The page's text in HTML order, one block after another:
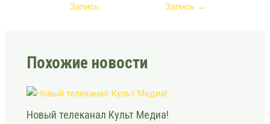
Запись
Запись →
Похожие новости
Новый телеканал Культ Медиа!